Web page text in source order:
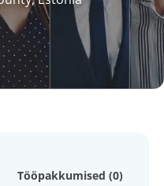
Tööpakkumised (0)